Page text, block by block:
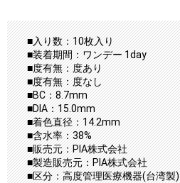
■入り数：10枚入り
■装着期間：ワンデー 1day
■度有無：度あり
■度有無：度なし
■BC：8.7mm
■DIA：15.0mm
■着色直径：14.2mm
■含水率：38%
■販売元：PIA株式会社
■製造販売元：PIA株式会社
■区分：高度管理医療機器(台湾製)